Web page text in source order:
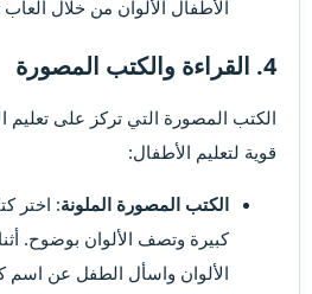
الأطفال الألوان من خلال
4. القراءة والكتب المصورة​
الكتب المصورة التي تركز على تعليم
قوية لتعليم الأطفال:
الكتب المصورة الملونة: اختر
كبيرة وتصف الألوان بوضوح.
الألوان واسأل الطفل عن اسم